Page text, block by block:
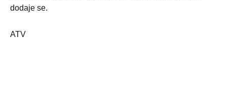
dodaje se.
ATV